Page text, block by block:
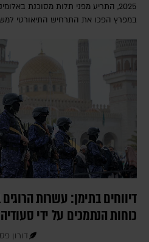
2025, התריע מפני תלות מסוכנת
במפרץ הפכו את התרחיש התיאורטי
דיווחים בתימן: עשרות
כוחות הנתמכים על ידי סעודיה
דורון